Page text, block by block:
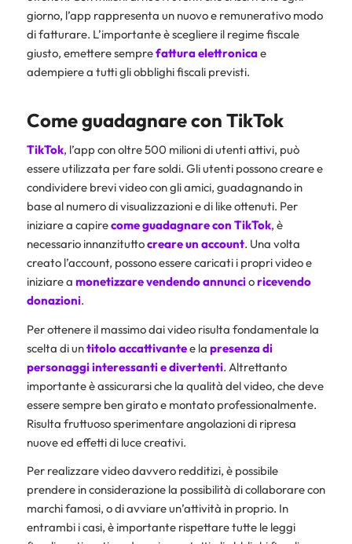
giorno, l’app rappresenta un nuovo e remunerativo modo
di fatturare. L’importante è scegliere il regime fiscale
giusto, emettere semprefattura elettronicae
adempiere a tutti gli obblighi fiscali previsti.
Come guadagnare con TikTok
TikTok, l’app con oltre 500 milioni di utenti attivi, può
essere utilizzata per fare soldi. Gli utenti possono creare e
condividere brevi video con gli amici, guadagnando in
base al numero di visualizzazioni e di like ottenuti. Per
iniziare a capirecome guadagnare con TikTok, è
necessario innanzituttocreare un account. Una volta
creato l’account, possono essere caricati i propri video e
iniziare a monetizzarevendendoannuncioricevendo
donazioni.
Per ottenere il massimo dai video risulta fondamentale la
scelta di untitolo accattivantee la presenza di
personaggi interessanti e divertenti. Altrettanto
importante è assicurarsi che la qualità del video, che deve
essere sempre ben girato e montato professionalmente.
Risulta fruttuoso sperimentare angolazioni di ripresa
nuove ed effetti di luce creativi.
Per realizzare video davvero redditizi, è possibile
prendere in considerazione la possibilità di collaborare con
marchi famosi, o di avviare un’attività in proprio. In
entrambi i casi, è importante rispettare tutte le leggi